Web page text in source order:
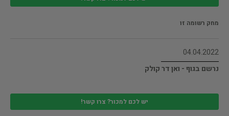
מחק רשומה זו
04.04.2022
נרשם בגוף - ואן דר קולק
יש לכם למכור? צרו קשר!